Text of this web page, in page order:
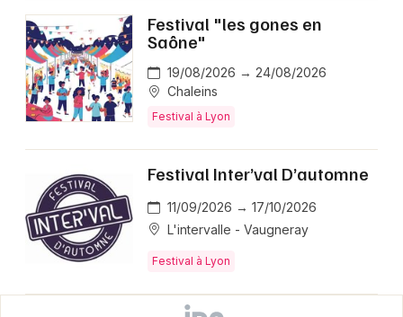
Festival "les gones en
Saône"
19/08/2026 → 24/08/2026
Chaleins
Festival à Lyon
Festival Inter’val D’automne
11/09/2026 → 17/10/2026
L'intervalle - Vaugneray
Festival à Lyon